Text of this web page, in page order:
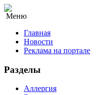
Меню
Главная
Новости
Реклама на портале
Разделы
Аллергия